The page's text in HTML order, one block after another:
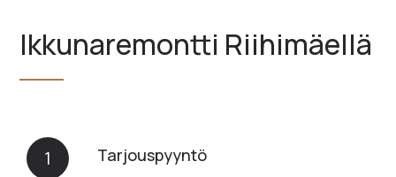
Ikkunaremontti Riihimäellä
1 Tarjouspyyntö